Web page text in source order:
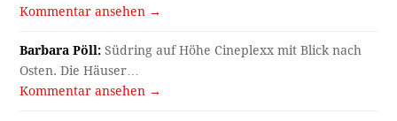
Kommentar ansehen →
Barbara Pöll: Südring auf Höhe Cineplexx mit Blick nach
Osten. Die Häuser…
Kommentar ansehen →